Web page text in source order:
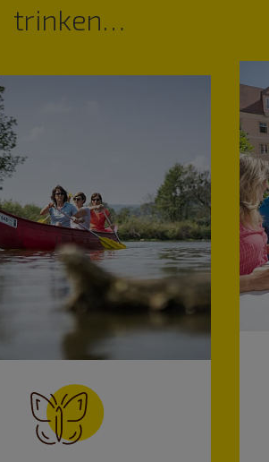
trinken…